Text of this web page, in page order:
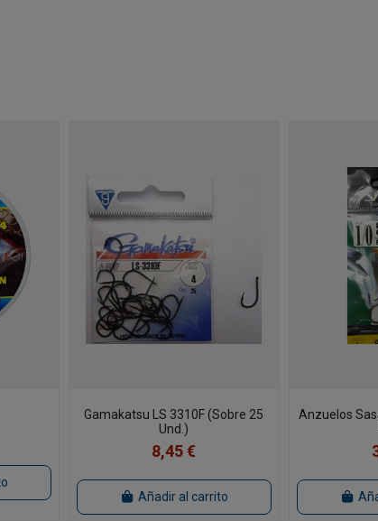
Gamakatsu LS 3310F (Sobre 25
Und.)
8,45 €
Añadir al carrito
Anzuelos